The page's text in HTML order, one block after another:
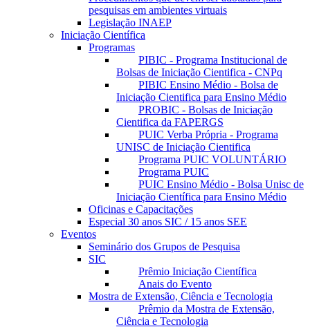
pesquisas em ambientes virtuais
Legislação INAEP
Iniciação Científica
Programas
PIBIC - Programa Institucional de
Bolsas de Iniciação Cientifica - CNPq
PIBIC Ensino Médio - Bolsa de
Iniciação Cientifica para Ensino Médio
PROBIC - Bolsas de Iniciação
Cientifica da FAPERGS
PUIC Verba Própria - Programa
UNISC de Iniciação Cientifica
Programa PUIC VOLUNTÁRIO
Programa PUIC
PUIC Ensino Médio - Bolsa Unisc de
Iniciação Científica para Ensino Médio
Oficinas e Capacitações
Especial 30 anos SIC / 15 anos SEE
Eventos
Seminário dos Grupos de Pesquisa
SIC
Prêmio Iniciação Científica
Anais do Evento
Mostra de Extensão, Ciência e Tecnologia
Prêmio da Mostra de Extensão,
Ciência e Tecnologia